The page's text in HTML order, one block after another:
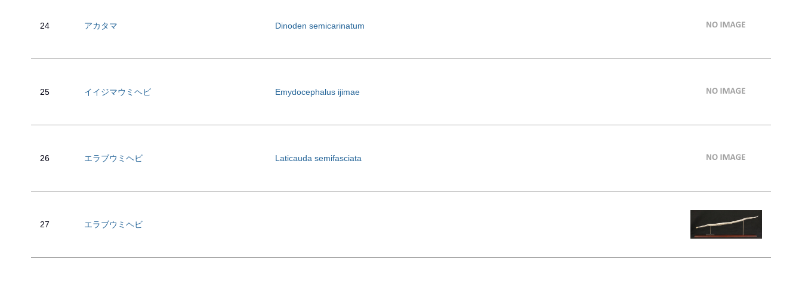
24 アカタマ Dinoden semicarinatum
25 イイジマウミヘビ Emydocephalus ijimae
26 エラブウミヘビ Laticauda semifasciata
27 エラブウミヘビ